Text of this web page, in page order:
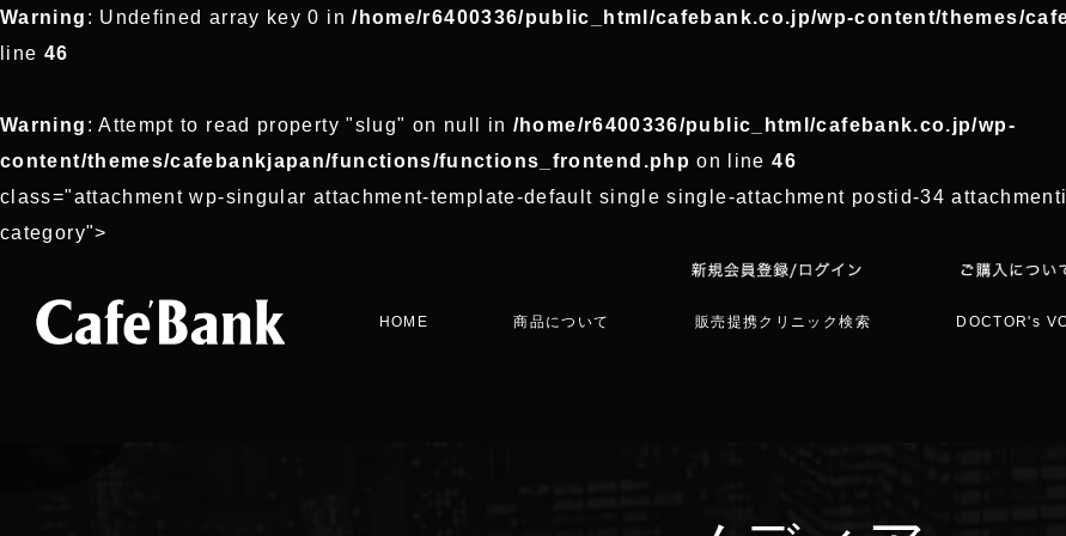
Warning : Undefined array key 0 in/home/r6400336/public_html/cafebank.co.jp/wp-content/themes/
line 46
Warning : Attempt to read property "slug" on null in /home/r6400336/public_html/cafebank.co.jp/wp-
content/themes/cafebankjapan/functions/functions_frontend.php on line46
class="attachment wp-singular attachment-template-default single single-attachment postid-34
category">
HOME 商品について 販売提携クリニック検索 DOCTOR's